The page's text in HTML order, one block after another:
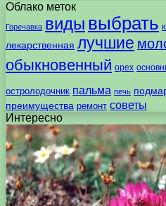
Облако меток
Горечавка виды выбрать
лекарственная лучшие
обыкновенный орех
остролодочник пальма печь
преимущества ремонт советы
Интересно